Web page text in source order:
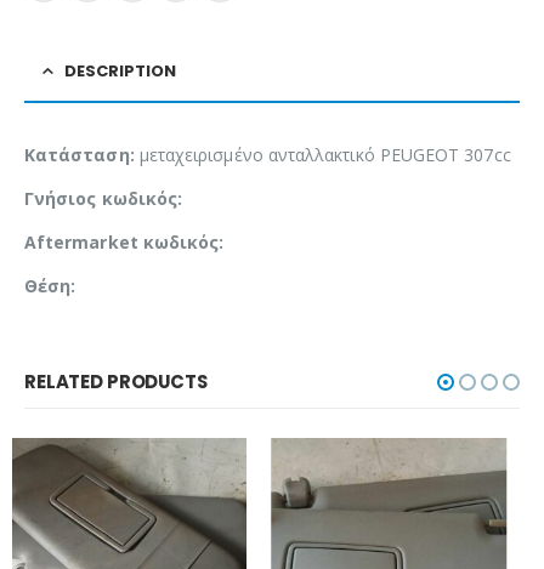
DESCRIPTION
Κατάσταση: μεταχειρισμένο ανταλλακτικό PEUGEOT 307cc
Γνήσιος κωδικός:
Aftermarket κωδικός:
Θέση:
RELATED PRODUCTS